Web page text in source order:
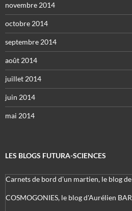
novembre 2014
octobre 2014
septembre 2014
août 2014
juillet 2014
juin 2014
mai 2014
LES BLOGS FUTURA-SCIENCES
Carnets de bord d’un martien, le blog
COSMOGONIES, le blog d'Aurélien